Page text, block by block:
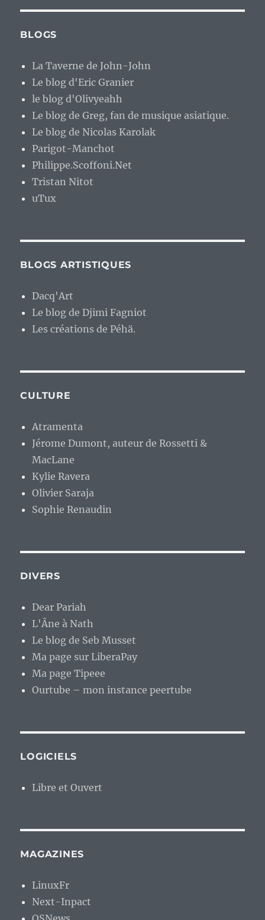
BLOGS
La Taverne de John-John
Le blog d'Eric Granier
le blog d'Olivyeahh
Le blog de Greg, fan de musique asiatique.
Le blog de Nicolas Karolak
Parigot-Manchot
Philippe.Scoffoni.Net
Tristan Nitot
uTux
BLOGS ARTISTIQUES
Dacq'Art
Le blog de Djimi Fagniot
Les créations de Péhä.
CULTURE
Atramenta
Jérome Dumont, auteur de Rossetti &
MacLane
Kylie Ravera
Olivier Saraja
Sophie Renaudin
DIVERS
Dear Pariah
L'Âne à Nath
Le blog de Seb Musset
Ma page sur LiberaPay
Ma page Tipeee
Ourtube – mon instance peertube
LOGICIELS
Libre et Ouvert
MAGAZINES
LinuxFr
Next-Inpact